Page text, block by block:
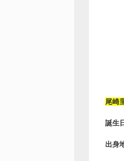
尾崎
誕生
出身